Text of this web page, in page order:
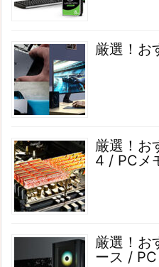
厳選！お
厳選！お
4 / PCメ
厳選！お
ース / PC